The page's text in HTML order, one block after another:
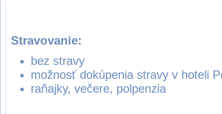
Stravovanie:
bez stravy
možnosť dokúpenia stravy v hoteli
raňajky, večere, polpenzia